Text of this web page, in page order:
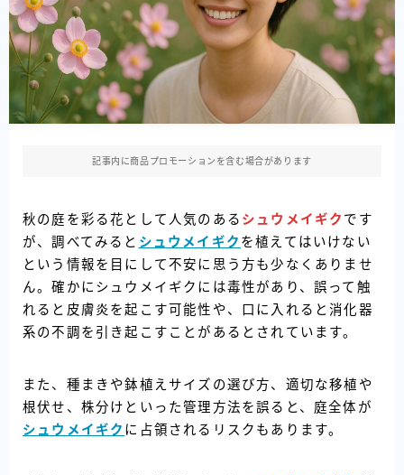
記事内に商品プロモーションを含む場合があります
秋の庭を彩る花として人気のある シュウメイギク です
が、調べてみると シュウメイギク を植えてはいけない
という情報を目にして不安に思う方も少なくありませ
ん。確かにシュウメイギクには毒性があり、誤って触
れると皮膚炎を起こす可能性や、口に入れると消化器
系の不調を引き起こすことがあるとされています。
また、種まきや鉢植えサイズの選び方、適切な移植や
根伏せ、株分けといった管理方法を誤ると、庭全体が
シュウメイギク に占領されるリスクもあります。